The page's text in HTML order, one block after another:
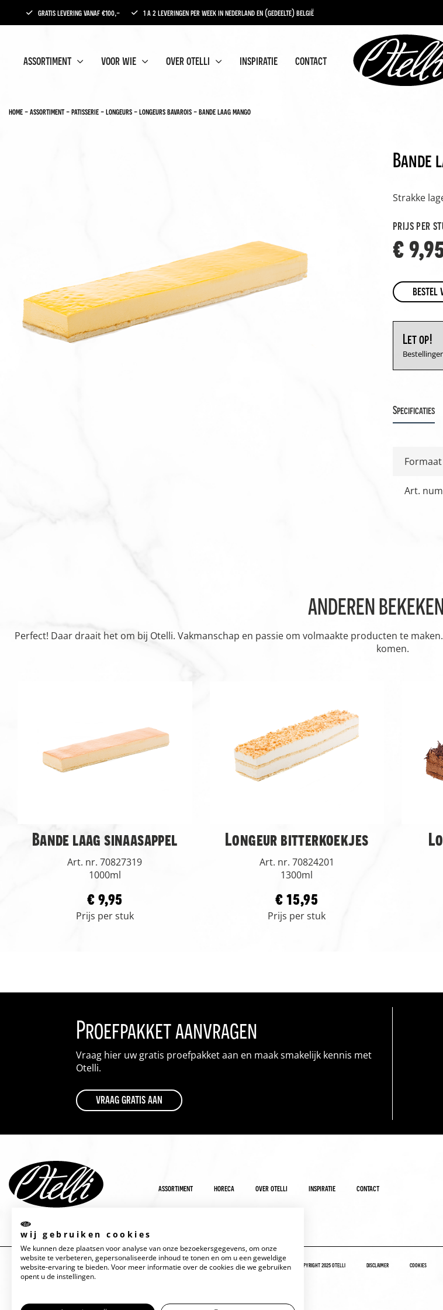
gratis levering vanaf €100,- 1 a 2 leveringen per week in nederland en (gedeelte) belgië
assortiment voor wie over otelli inspiratie contact
home-assortiment-patisserie-longeurs-longeurs bavarois-bande laag mango
Bande
Strakke
prijs per
€
bestel
Let op!
Specificaties
Formaat
Art.
ANDEREN
Perfect! Daar draait het om bij Otelli. Vakmanschap en passie om volmaakte producten te
komen.
Bande laag sinaasappel
Art. nr. 70827319
1000ml
€ 9,95
Prijs per stuk
Longeur bitterkoekjes
Art. nr. 70824201
1300ml
€ 15,95
Prijs per stuk
Proefpakket aanvragen
Vraag hier uw gratis proefpakket aan en maak smakelijk kennis met
Otelli.
vraag gratis aan
assortiment horeca over otelli inspiratie contact
copyright 2025 otelli disclaimer cookies
wij gebruiken cookies
We kunnen deze plaatsen voor analyse van onze bezoekersgegevens, om onze
website te verbeteren, gepersonaliseerde inhoud te tonen en om u een geweldige
website-ervaring te bieden. Voor meer informatie over de cookies die we gebruiken
opent u de instellingen.